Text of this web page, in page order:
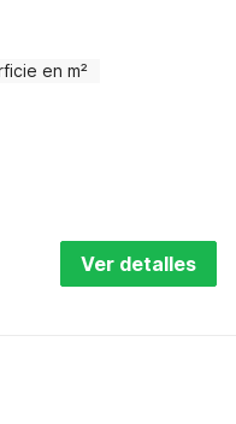
en m²
Ver detalles